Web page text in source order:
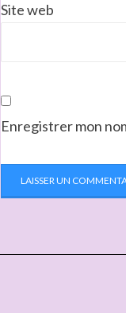
Site web
Enregistrer mon